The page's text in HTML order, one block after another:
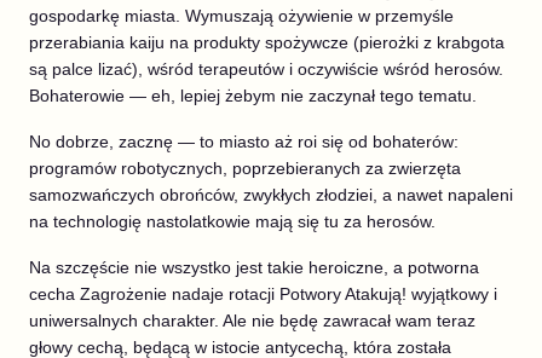
gospodarkę miasta. Wymuszają ożywienie w przemyśle
przerabiania kaiju na produkty spożywcze (pierożki z krabgota
są palce lizać), wśród terapeutów i oczywiście wśród herosów.
Bohaterowie — eh, lepiej żebym nie zaczynał tego tematu.
No dobrze, zacznę — to miasto aż roi się od bohaterów:
programów robotycznych, poprzebieranych za zwierzęta
samozwańczych obrońców, zwykłych złodziei, a nawet napaleni
na technologię nastolatkowie mają się tu za herosów.
Na szczęście nie wszystko jest takie heroiczne, a potworna
cecha Zagrożenie nadaje rotacji Potwory Atakują! wyjątkowy i
uniwersalnych charakter. Ale nie będę zawracał wam teraz
głowy cechą, będącą w istocie antycechą, która została